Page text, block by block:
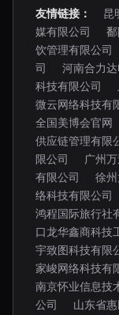
友情链接： 昆
媒有限公司
饮管理有限公司
司
河南合力
科技有限公司
微云网络科技有
全国美博会官网
供应链管理有限
限公司
广州
有限公司
徐
络科技有限公司
鸿程国际旅行社
口龙华鑫商科技
宇致图科技有限
家峻网络科技有
南京怀业信息技
公司
山东省